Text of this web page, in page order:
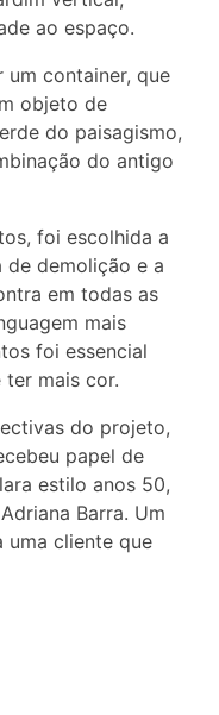
ao espaço.
um container, que
objeto de
do paisagismo,
do antigo
foi escolhida a
de demolição e a
em todas as
mais
foi essencial
ter mais cor.
do projeto,
papel de
estilo anos 50,
Barra. Um
uma cliente que